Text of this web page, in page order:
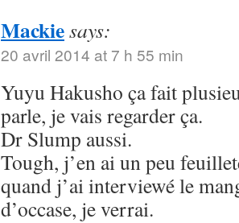
Mackiesays:
20 avril 2014 at 7 h 55 min
Yuyu Hakusho ça fait
parle, je vais regarder ça.
Dr Slump aussi.
Tough, j’en ai un peu
quand j’ai interviewé le
d’occase, je verrai.